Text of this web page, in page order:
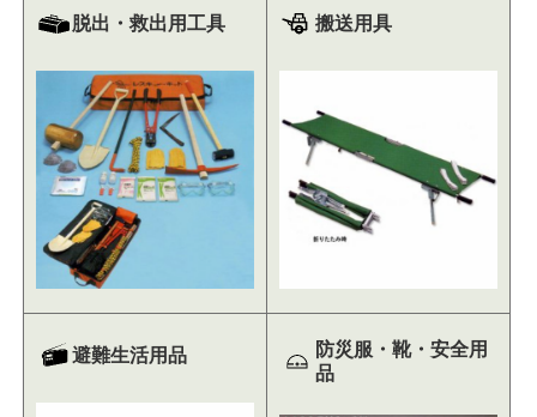
脱出・救出用工具 搬送用具
避難生活用品
防災服・靴・安全用
品